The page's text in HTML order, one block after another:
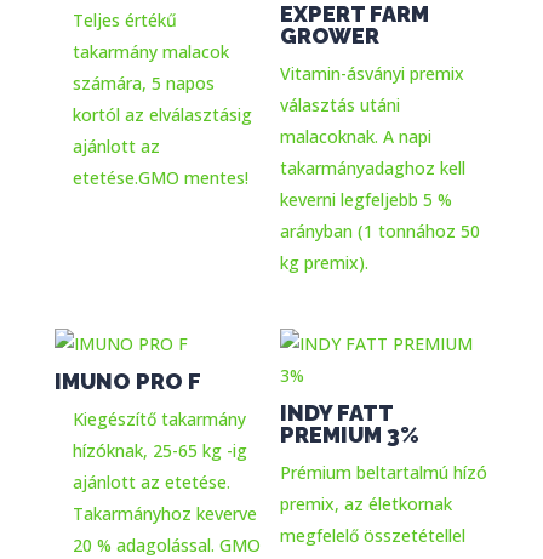
Teljes értékű
takarmány malacok
számára, 5 napos
kortól az elválasztásig
ajánlott az
etetése.GMO mentes!
EXPERT FARM
GROWER
Vitamin-ásványi premix
választás utáni
malacoknak. A napi
takarmányadaghoz kell
keverni legfeljebb 5 %
arányban (1 tonnához 50
kg premix).
IMUNO PRO F
Kiegészítő takarmány
hízóknak, 25-65 kg -ig
ajánlott az etetése.
Takarmányhoz keverve
20 % adagolással. GMO
INDY FATT
PREMIUM 3%
Prémium beltartalmú hízó
premix, az életkornak
megfelelő összetétellel